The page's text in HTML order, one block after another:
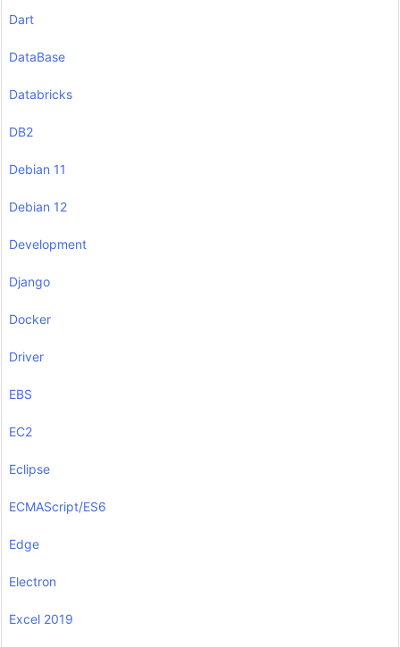
Dart
DataBase
Databricks
DB2
Debian 11
Debian 12
Development
Django
Docker
Driver
EBS
EC2
Eclipse
ECMAScript/ES6
Edge
Electron
Excel 2019